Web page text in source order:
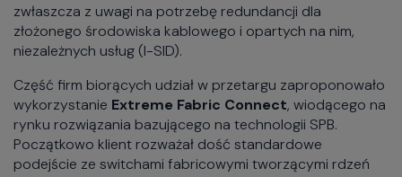
zwłaszcza z uwagi na potrzebę redundancji dla
złożonego środowiska kablowego i opartych na nim,
niezależnych usług (I-SID).
Część firm biorących udział w przetargu zaproponowało
wykorzystanie Extreme Fabric Connect, wiodącego na
rynku rozwiązania bazującego na technologii SPB.
Początkowo klient rozważał dość standardowe
podejście ze switchami fabricowymi tworzącymi rdzeń